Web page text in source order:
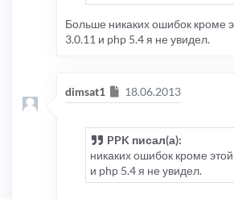
Больше никаких ошибок кроме
3.0.11 и php 5.4 я не увидел.
dimsat1 Сообщение
18.06.2013
PPK писал(а):
никаких ошибок кроме
и php 5.4 я не увидел.